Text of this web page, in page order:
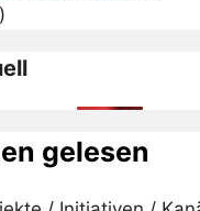
gelesen